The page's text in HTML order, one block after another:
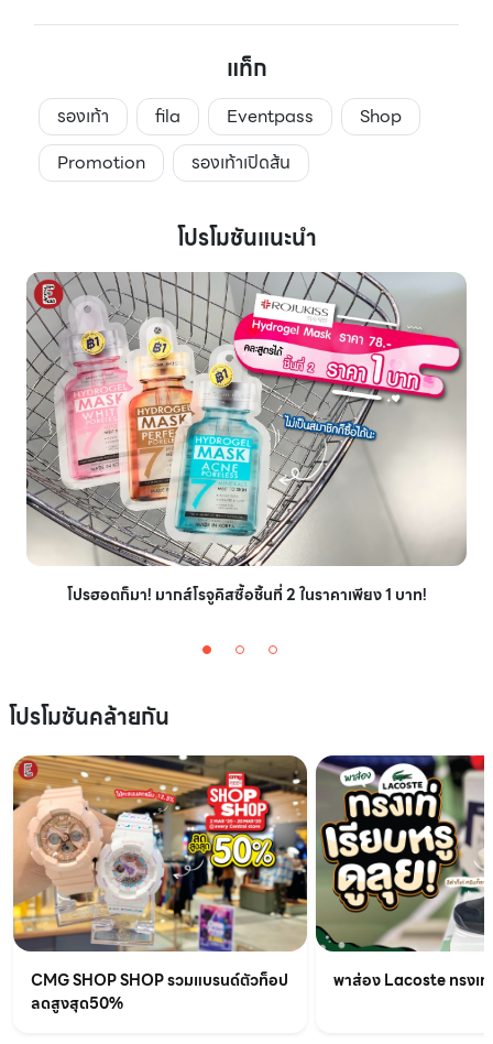
แท็ก
รองเท้า fila Eventpass
Shop
Promotion
รองเท้าเปิดส้น
โปรโมชันแนะนำ
โปรฮอตก็มา! มากส์โรจูคิสซื้อชิ้นที่ 2 ในราคาเพียง 1 บาท!
โปรโมชันคล้ายกัน
CMG SHOP SHOP รวมแบรนด์ตัวท็อป
ลดสูงสุด50%
พาส่อง Lacoste ทรงเ